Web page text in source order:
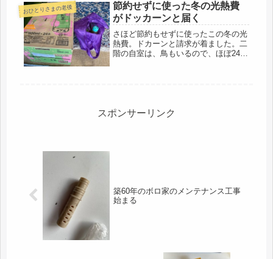
おひとりさまの老後
節約せずに使った冬の光熱費
がドッカーンと届く
さほど節約もせずに使ったこの冬の光
熱費。ドカーンと請求が着ました。二
階の自室は、鳥もいるので、ほぼ24時
スポンサーリンク
築60年のボロ家のメンテナンス工事
始まる